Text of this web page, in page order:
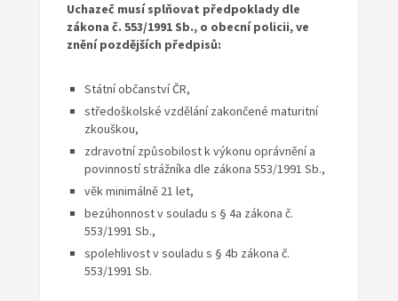
Uchazeč musí splňovat předpoklady dle
zákona č. 553/1991 Sb., o obecní policii, ve
znění pozdějších předpisů:
Státní občanství ČR,
středoškolské vzdělání zakončené maturitní
zkouškou,
zdravotní způsobilost k výkonu oprávnění a
povinností strážníka dle zákona 553/1991 Sb.,
věk minimálně 21 let,
bezúhonnost v souladu s § 4a zákona č.
553/1991 Sb.,
spolehlivost v souladu s § 4b zákona č.
553/1991 Sb.